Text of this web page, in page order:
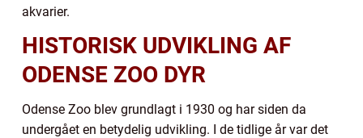
akvarier.
HISTORISK UDVIKLING AF
ODENSE ZOO DYR
Odense Zoo blev grundlagt i 1930 og har siden da
undergået en betydelig udvikling. I de tidlige år var det